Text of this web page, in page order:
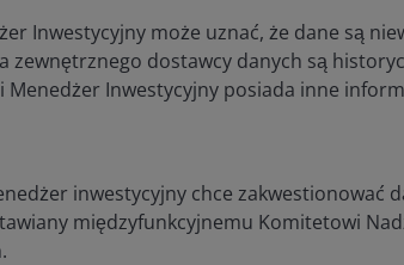
Inwestycyjny może uznać, że dane są
zewnętrznego dostawcy danych są
Menedżer Inwestycyjny posiada inne
inwestycyjny chce zakwestionować
międzyfunkcyjnemu Komitetowi